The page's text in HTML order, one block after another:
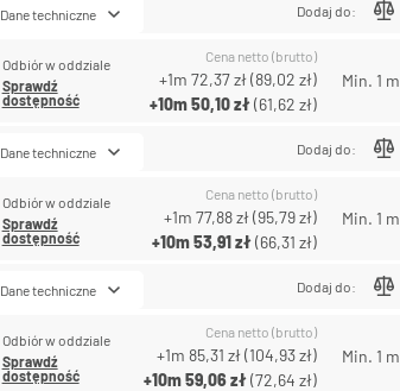
Dodaj do:
Dane techniczne
Odbiór w oddziale
Sprawdź
dostępność
Cena netto (brutto)
+1m 72,37 zł(89,02 zł)
+10m50,10 zł(61,62 zł)
Min. 1 m
Dodaj do:
Dane techniczne
Odbiór w oddziale
Sprawdź
dostępność
Cena netto (brutto)
+1m 77,88 zł(95,79 zł)
+10m53,91 zł(66,31 zł)
Min. 1 m
Dodaj do:
Dane techniczne
Odbiór w oddziale
Sprawdź
dostępność
Cena netto (brutto)
+1m 85,31 zł(104,93 zł)
+10m59,06 zł(72,64 zł)
Min. 1 m